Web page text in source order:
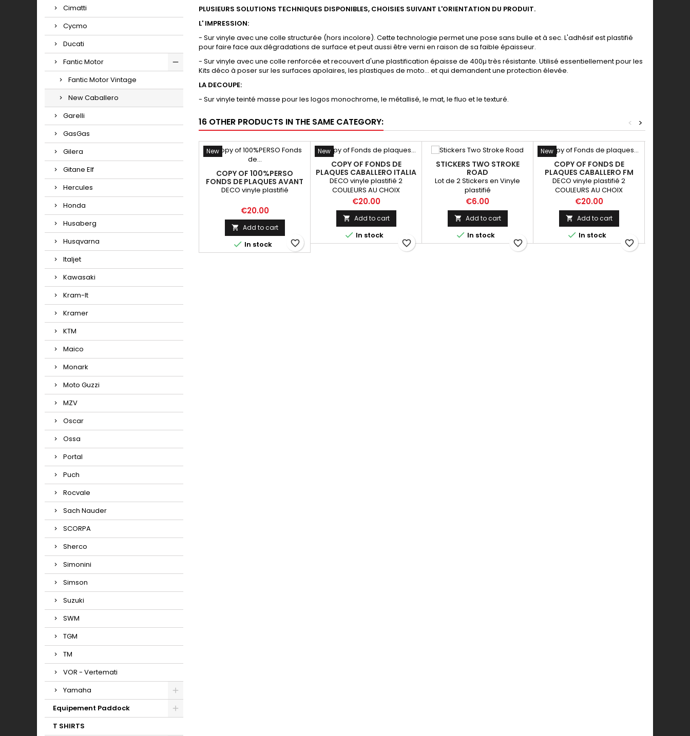
Cimatti
Cycmo
Ducati
Fantic Motor
Fantic Motor Vintage
New Caballero
Garelli
GasGas
Gilera
Gitane Elf
Hercules
Honda
Husaberg
Husqvarna
Italjet
Kawasaki
Kram-It
Kramer
KTM
Maico
Monark
Moto Guzzi
MZV
Oscar
Ossa
Portal
Puch
Rocvale
Sach Nauder
SCORPA
Sherco
Simonini
Simson
Suzuki
SWM
TGM
TM
VOR - Vertemati
Yamaha
Equipement Paddock
T SHIRTS
PLUSIEURS SOLUTIONS TECHNIQUES DISPONIBLES, CHOISIES SUIVANT L'ORIENTATION DU PRODUIT.
L' IMPRESSION:
- Sur vinyle avec une colle structurée (hors incolore). Cette technologie permet une pose sans bulle et à sec. L'adhésif est plastifié
pour faire face aux dégradations de surface et peut aussi être verni en raison de sa faible épaisseur.
- Sur vinyle avec une colle renforcée et recouvert d'une plastification épaisse de 400µ très résistante. Utilisé essentiellement pour les
Kits déco à poser sur les surfaces apolaires, les plastiques de moto... et qui demandent une protection élevée.
LA DECOUPE:
- Sur vinyle teinté masse pour les logos monochrome, le métallisé, le mat, le fluo et le texturé.
16 OTHER PRODUCTS IN THE SAME CATEGORY: >
<
New
COPY OF 100%PERSO
FONDS DE PLAQUES AVANT
CABALLERO
DECO vinyle plastifié
Price
€20.00
 Add to cart
 In stock favorite_border
New
COPY OF FONDS DE
PLAQUES CABALLERO ITALIA
125
DECO vinyle plastifié 2
COULEURS AU CHOIX
Price
€20.00
 Add to cart
 In stock
favorite_border
STICKERS TWO STROKE
ROAD
Lot de 2 Stickers en Vinyle
plastifié
Price
€6.00
 Add to cart
 In stock
favorite_border
New
COPY OF FONDS DE
PLAQUES CABALLERO FM
DECO vinyle plastifié 2
COULEURS AU CHOIX
Price
€20.00
 Add to cart
 In stock
favorite_border